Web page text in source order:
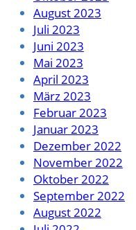
August 2023
Juli 2023
Juni 2023
Mai 2023
April 2023
März 2023
Februar 2023
Januar 2023
Dezember 2022
November 2022
Oktober 2022
September 2022
August 2022